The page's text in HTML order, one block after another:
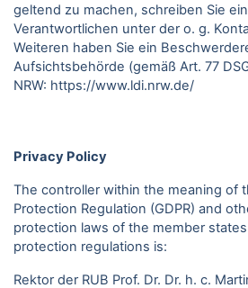
geltend zu machen, schreiben Sie
Verantwortlichen unter der o. g.
Weiteren haben Sie ein
Aufsichtsbehörde (gemäß Art. 77
NRW: https://www.ldi.nrw.de/
Privacy Policy
The controller within the meaning of
Protection Regulation (GDPR) and
protection laws of the member
protection regulations is:
Rektor der RUB Prof. Dr. Dr. h. c.